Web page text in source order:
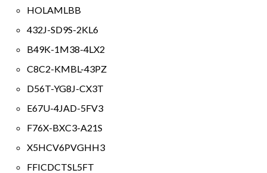
HOLAMLBB
432J-SD9S-2KL6
B49K-1M38-4LX2
C8C2-KMBL-43PZ
D56T-YG8J-CX3T
E67U-4JAD-5FV3
F76X-BXC3-A21S
X5HCV6PVGHH3
FFICDCTSL5FT